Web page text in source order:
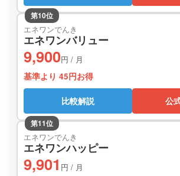
第10位
エネワンでんき
エネワンバリュー
9,900円 / 月
基準より 45円お得
比較解説 公
第11位
エネワンでんき
エネワンハッピー
9,901 円 / 月